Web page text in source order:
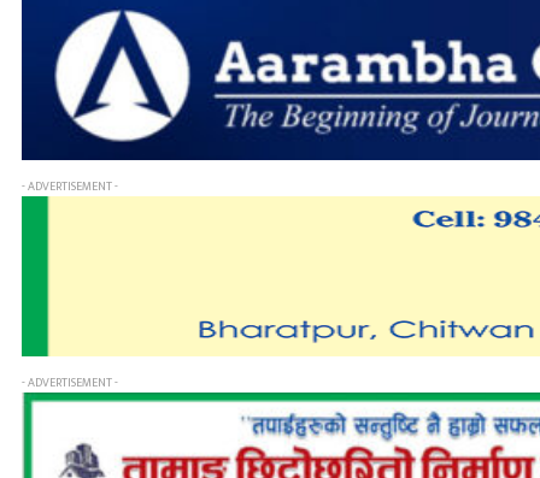
- ADVERTISEMENT -
- ADVERTISEMENT -